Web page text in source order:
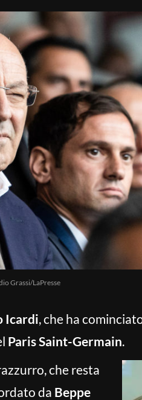
Grassi/LaPresse
Icardi, che ha
Paris Saint-Germain.
che resta
da Beppe